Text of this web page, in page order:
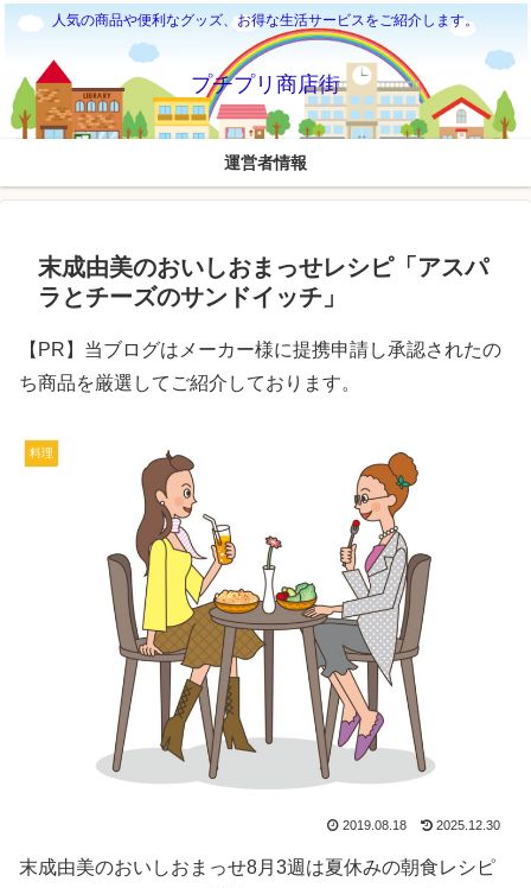
人気の商品や便利なグッズ、お得な生活サービスをご紹介します。
プチプリ商店街
運営者情報
末成由美のおいしおまっせレシピ「アスパ
ラとチーズのサンドイッチ」
【PR】当ブログはメーカー様に提携申請し承認されたの
ち商品を厳選してご紹介しております。
料理
2019.08.18 2025.12.30
末成由美のおいしおまっせ8月3週は夏休みの朝食レシピ